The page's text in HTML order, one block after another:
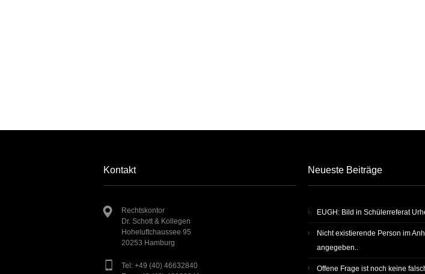
Kontakt
Rechtskontor
Dr. Schott & Kollegen
Hoheluftchaussee 95
20253 Hamburg
Tel: +49 (40) 46632840
Neueste Beiträge
EUGH: Bild in Schülerreferat
Nicht existierende Person im
angegeben..
Offene Frage ist noch keine